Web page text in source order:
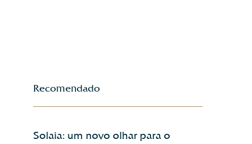
Recomendado
Solaia: um novo olhar para o